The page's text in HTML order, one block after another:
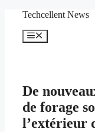
content
Techcellent News
Menu
De
de forage
l’extérieur